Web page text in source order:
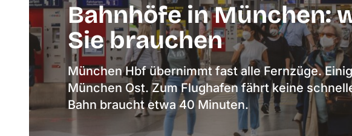
Bahnhöfe in München:
Sie brauchen
München Hbf übernimmt fast alle Fernzüge.
München Ost. Zum Flughafen fährt keine
Bahn braucht etwa 40 Minuten.